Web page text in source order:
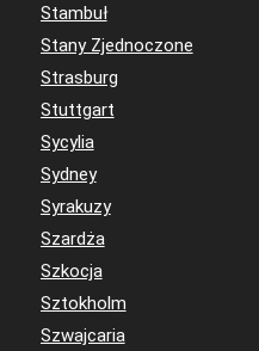
Stambuł
Stany Zjednoczone
Strasburg
Stuttgart
Sycylia
Sydney
Syrakuzy
Szardża
Szkocja
Sztokholm
Szwajcaria